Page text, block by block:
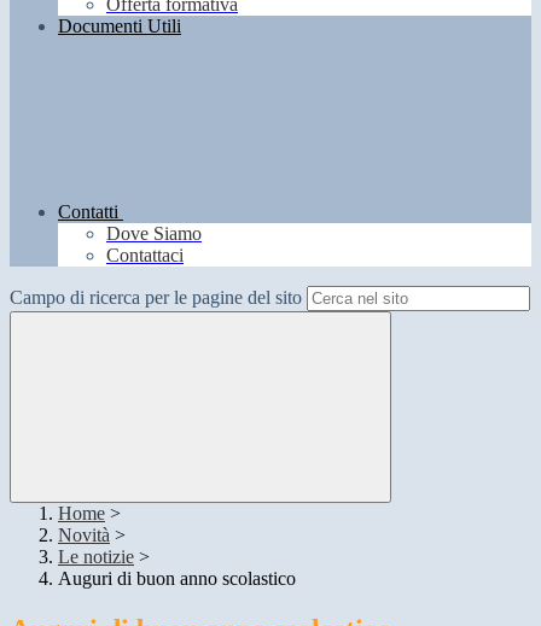
Offerta formativa
Documenti Utili
Contatti
Dove Siamo
Contattaci
Campo di ricerca per le pagine del sito
Home >
Novità >
Le notizie >
Auguri di buon anno scolastico